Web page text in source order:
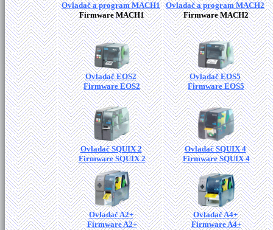
Ovladač a program MACH1
Firmware MACH1
Ovladač a program MACH2
Firmware MACH2
Ovladač EOS2
Firmware EOS2
Ovladač EOS5
Firmware EOS5
Ovladač SQUIX 2
Firmware SQUIX 2
Ovladač SQUIX 4
Firmware SQUIX 4
Ovladač A2+
Firmware A2+
Ovladač A4+
Firmware A4+